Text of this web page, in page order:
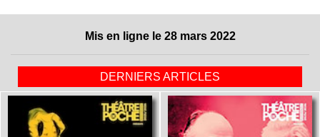
Mis en ligne le 28 mars 2022
DERNIERS ARTICLES